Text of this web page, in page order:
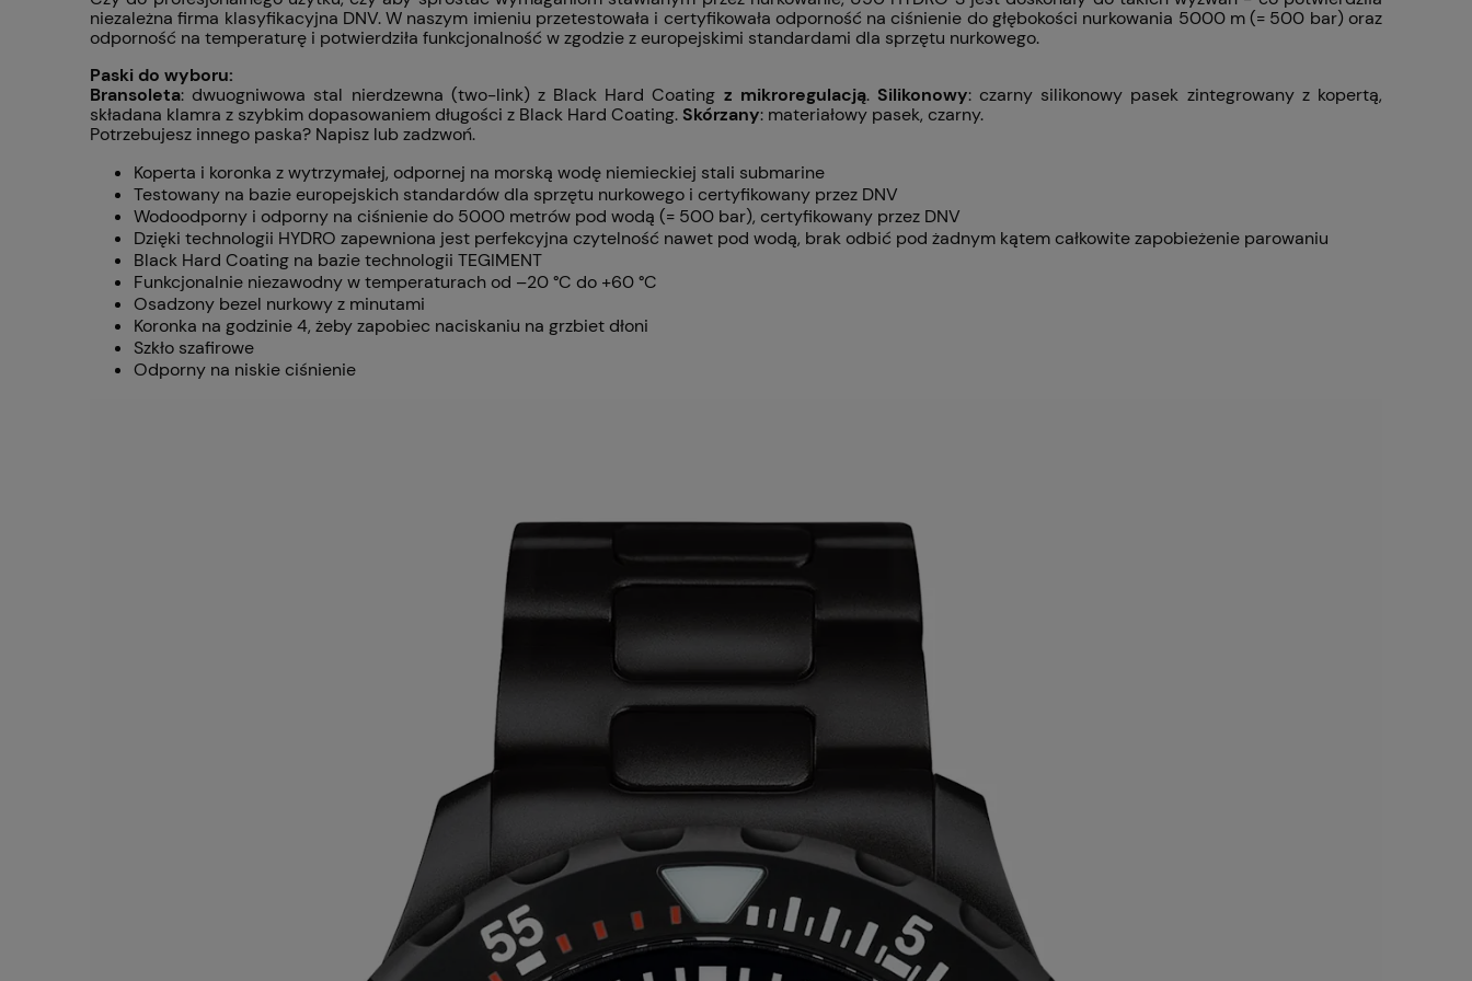
niezależna firma klasyfikacyjna DNV. W naszym imieniu przetestowała i certyfikowała odporność na ciśnienie do głębokości nurkowania 5000 m (= 500 bar) oraz
odporność na temperaturę i potwierdziła funkcjonalność w zgodzie z europejskimi standardami dla sprzętu nurkowego.
Paski do wyboru:
Bransoleta: dwuogniwowa stal nierdzewna (two-link) z Black Hard Coating z mikroregulacją. Silikonowy: czarny silikonowy pasek zintegrowany z kopertą,
składana klamra z szybkim dopasowaniem długości z Black Hard Coating. Skórzany: materiałowy pasek, czarny.
Potrzebujesz innego paska? Napisz lub zadzwoń.
Koperta i koronka z wytrzymałej, odpornej na morską wodę niemieckiej stali submarine
Testowany na bazie europejskich standardów dla sprzętu nurkowego i certyfikowany przez DNV
Wodoodporny i odporny na ciśnienie do 5000 metrów pod wodą (= 500 bar), certyfikowany przez DNV
Dzięki technologii HYDRO zapewniona jest perfekcyjna czytelność nawet pod wodą, brak odbić pod żadnym kątem całkowite zapobieżenie parowaniu
Black Hard Coating na bazie technologii TEGIMENT
Funkcjonalnie niezawodny w temperaturach od –20 °C do +60 °C
Osadzony bezel nurkowy z minutami
Koronka na godzinie 4, żeby zapobiec naciskaniu na grzbiet dłoni
Szkło szafirowe
Odporny na niskie ciśnienie